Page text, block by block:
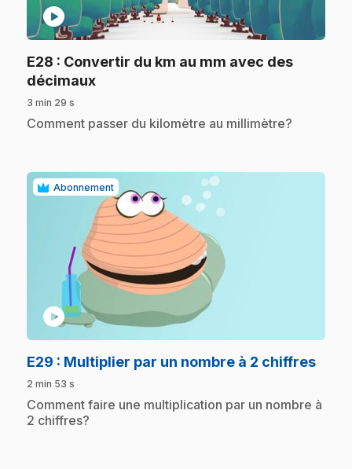
play_circle
E28 : Convertir du km au mm avec des
décimaux.
3 min 29 s
.Comment passer du kilomètre au millimètre?
Abonnement
play_circle
E29 : Multiplier par un nombre à 2 chiffres.
2 min 53 s
.Comment faire une multiplication par un nombre à
2 chiffres?